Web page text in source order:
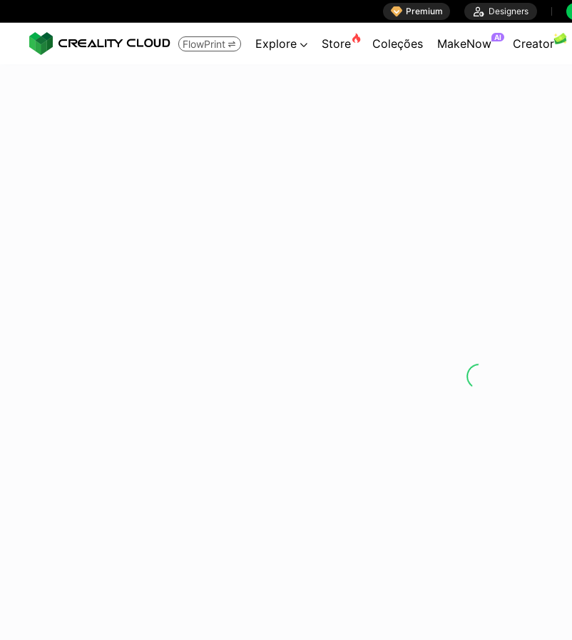
 Premium  Designers
FlowPrint  Explore  Store Coleções MakeNow AI Creator